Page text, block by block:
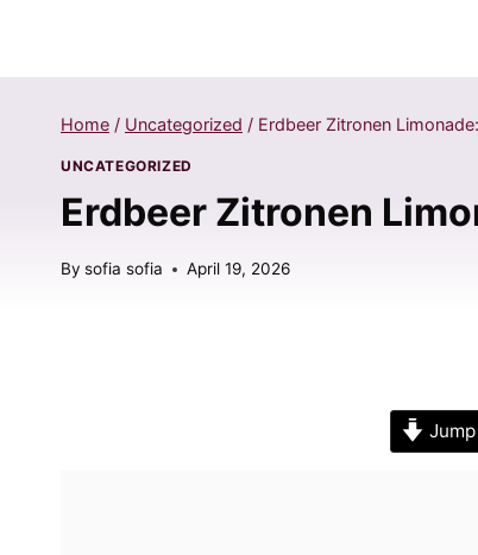
Home / Uncategorized / Erdbeer Zitronen
UNCATEGORIZED
Erdbeer Zitronen
By sofia sofia April 19, 2026